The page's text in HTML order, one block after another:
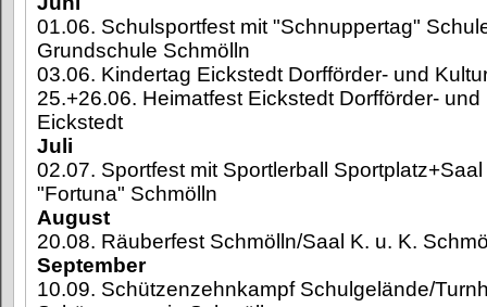
01.06. Schulsportfest mit "Schnuppertag"
Grundschule Schmölln
03.06. Kindertag Eickstedt Dorfförder- und
25.+26.06. Heimatfest Eickstedt Dorfförder-
Eickstedt
Juli
02.07. Sportfest mit Sportlerball
"Fortuna" Schmölln
August
20.08. Räuberfest Schmölln/Saal K. u. K.
September
10.09. Schützenzehnkampf Schulgelände/